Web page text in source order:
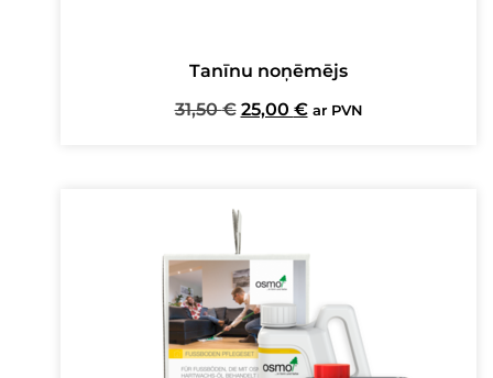
Tanīnu noņēmējs
31,50€ Original
25,00 €Current
ar PVN